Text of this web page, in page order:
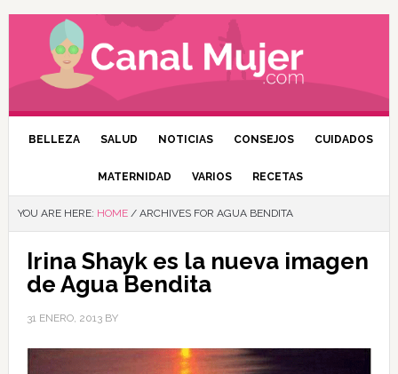
BELLEZA SALUD NOTICIAS CONSEJOS CUIDADOS
MATERNIDAD VARIOS RECETAS
YOU ARE HERE: HOME /ARCHIVES FOR AGUA BENDITA
Irina Shayk es la nueva imagen
de Agua Bendita
31 ENERO, 2013BY